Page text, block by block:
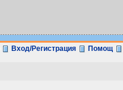
Вход/Регистрация Помощ